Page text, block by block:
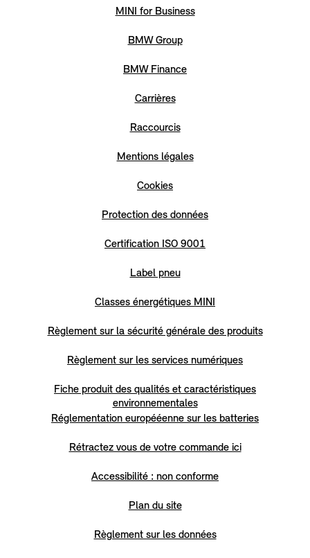
MINI for Business
BMW Group
BMW Finance
Carrières
Raccourcis
Mentions légales
Cookies
Protection des données
Certification ISO 9001
Label pneu
Classes énergétiques MINI
Règlement sur la sécurité générale des produits
Règlement sur les services numériques
Fiche produit des qualités et caractéristiques
environnementales
Réglementation europééenne sur les batteries
Rétractez vous de votre commande ici
Accessibilité : non conforme
Plan du site
Règlement sur les données